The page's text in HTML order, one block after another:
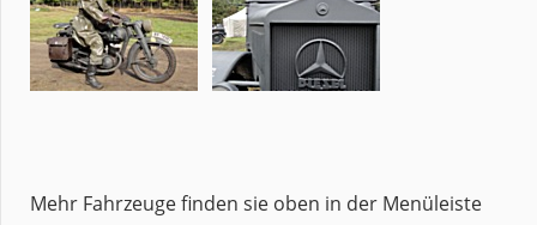
Mehr Fahrzeuge finden sie oben in der Menüleiste